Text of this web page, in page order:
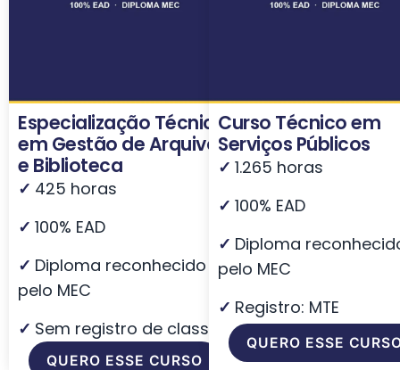
Especialização Técnica
em Gestão de Arquivos
e Biblioteca
✓ 425 horas
✓ 100% EAD
✓ Diploma reconhecido
pelo MEC
✓ Sem registro de classe
QUERO ESSE CURSO
Curso Técnico em
Serviços Públicos
✓ 1.265 horas
✓ 100% EAD
✓ Diploma
pelo MEC
✓ Registro: MTE
QUERO ESSE